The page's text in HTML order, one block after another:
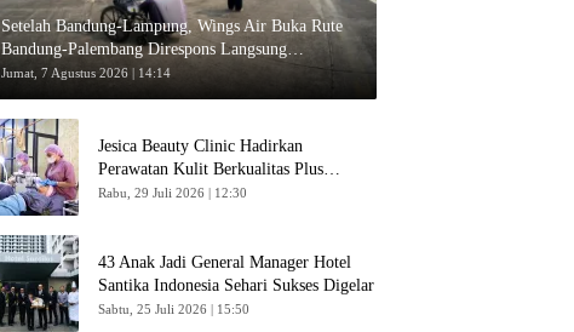
Setelah Bandung-Lampung, Wings Air Buka Rute
Bandung-Palembang Direspons Langsung
Penumpang
Jumat, 7 Agustus 2026 | 14:14
Jesica Beauty Clinic Hadirkan
Perawatan Kulit Berkualitas Plus
Konsultasi Gratis
Rabu, 29 Juli 2026 | 12:30
43 Anak Jadi General Manager Hotel
Santika Indonesia Sehari Sukses Digelar
Sabtu, 25 Juli 2026 | 15:50